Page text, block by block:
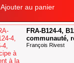
Ajouter au panier
FRA-B124-4,
communauté,
François Rivest